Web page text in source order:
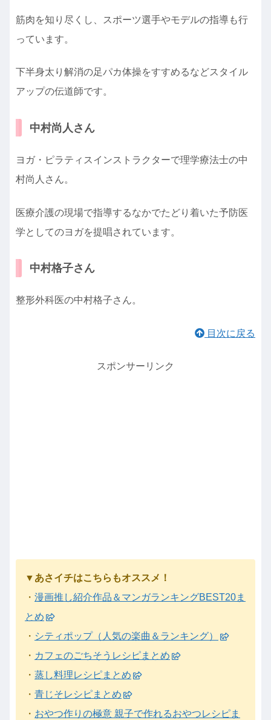
筋肉を知り尽くし、スポーツ選手やモデルの指導も行
っています。
下半身太り解消の足パカ体操をすすめるなどスタイル
アップの伝道師です。
中村尚人さん
ヨガ・ピラティスインストラクターで理学療法士の中
村尚人さん。
医療介護の現場で指導するなかでたどり着いた予防医
学としてのヨガを提唱されています。
中村格子さん
整形外科医の中村格子さん。
目次に戻る
スポンサーリンク
▼あさイチはこちらもオススメ！
・ 漫画推し紹介作品＆マンガランキングBEST20ま
とめ
・ シティポップ（人気の楽曲＆ランキング）
・ カフェのごちそうレシピまとめ
・ 蒸し料理レシピまとめ
・ 青じそレシピまとめ
・ おやつ作りの極意 親子で作れるおやつレシピま